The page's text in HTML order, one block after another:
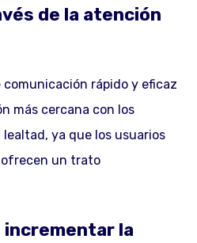
de la atención
rápido y eficaz
más cercana con los
ya que los usuarios
ofrecen un trato
la